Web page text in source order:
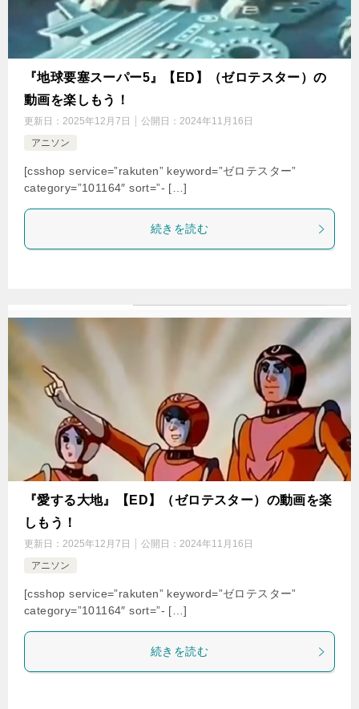
『地球要塞スーパー5』【ED】（ゼロテスター）の
動画を楽しもう！
更新日： 2025年12月7日 公開日： 2024年11月16日
アニソン
[csshop service=”rakuten” keyword=”ゼロテスター”
category=”101164″ sort=”- […]
続きを読む
『愛する大地』【ED】（ゼロテスター）の動画を楽
しもう！
更新日： 2025年12月7日 公開日： 2024年11月16日
アニソン
[csshop service=”rakuten” keyword=”ゼロテスター”
category=”101164″ sort=”- […]
続きを読む